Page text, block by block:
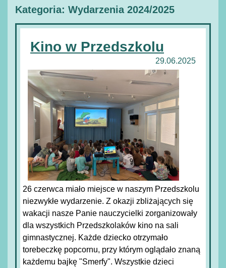
Kategoria: Wydarzenia 2024/2025
Kino w Przedszkolu
29.06.2025
26 czerwca miało miejsce w naszym Przedszkolu
niezwykłe wydarzenie. Z okazji zbliżających się
wakacji nasze Panie nauczycielki zorganizowały
dla wszystkich Przedszkolaków kino na sali
gimnastycznej. Każde dziecko otrzymało
torebeczkę popcornu, przy którym oglądało znaną
każdemu bajkę "Smerfy". Wszystkie dzieci